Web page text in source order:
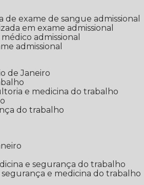
de exame de sangue admissional
em exame admissional
médico admissional
admissional
de Janeiro
e medicina do trabalho
do trabalho
e segurança do trabalho
segurança e medicina do trabalho